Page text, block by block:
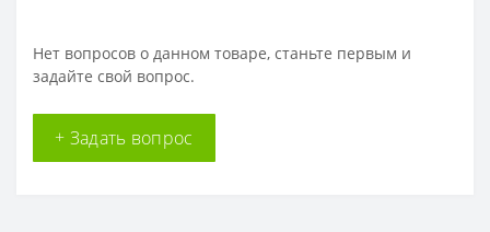
Нет вопросов о данном товаре, станьте первым и
задайте свой вопрос.
+ Задать вопрос